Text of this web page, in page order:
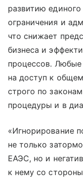
развитию
ограничения и
что снижает
бизнеса и
процессов.
на доступ к
строго по
процедуры и в
«Игнорирование
не только
ЕАЭС, но и
к нему со